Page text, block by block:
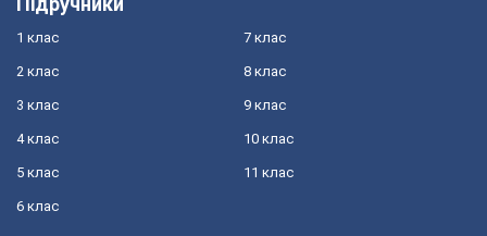
1 клас
2 клас
3 клас
4 клас
5 клас
6 клас
7 клас
8 клас
9 клас
10 клас
11 клас